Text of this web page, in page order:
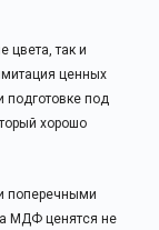
цвета, так и
ценных
подготовке под
хорошо
поперечными
МДФ ценятся не